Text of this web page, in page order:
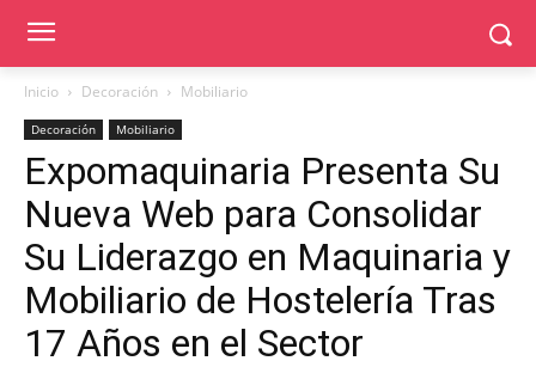
Inicio Decoración Mobiliario
Decoración Mobiliario
Expomaquinaria Presenta Su
Nueva Web para Consolidar
Su Liderazgo en Maquinaria y
Mobiliario de Hostelería Tras
17 Años en el Sector